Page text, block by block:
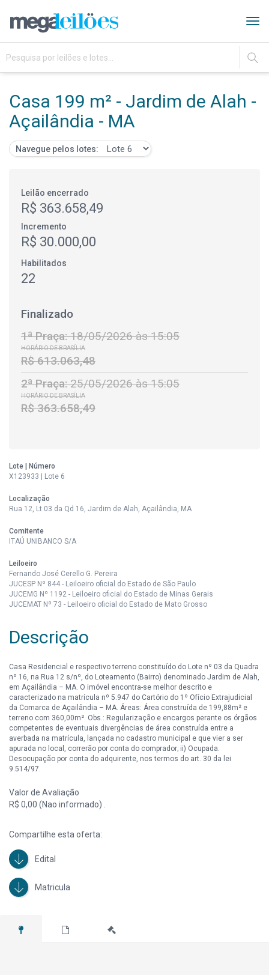
IR
Casa 199 m² - Jardim de Alah -
Açailândia - MA
Navegue pelos lotes:
Leilão encerrado
R$ 363.658,49
Incremento
R$ 30.000,00
Habilitados
22
Finalizado
1ª Praça:18/05/2026 às 15:05
HORÁRIO DE BRASÍLIA
R$ 613.063,48
2ª Praça:25/05/2026 às 15:05
HORÁRIO DE BRASÍLIA
R$ 363.658,49
Lote | Número
X123933 | Lote 6
Localização
Rua 12, Lt 03 da Qd 16, Jardim de Alah, Açailândia, MA
Comitente
ITAÚ UNIBANCO S/A
Leiloeiro
Fernando José Cerello G. Pereira
JUCESP Nº 844 - Leiloeiro oficial do Estado de São Paulo
JUCEMG Nº 1192 - Leiloeiro oficial do Estado de Minas Gerais
JUCEMAT Nº 73 - Leiloeiro oficial do Estado de Mato Grosso
Descrição
Casa Residencial e respectivo terreno constituído do Lote nº 03 da Quadra
nº 16, na Rua 12 s/nº, do Loteamento (Bairro) denominado Jardim de Alah,
em Açailândia – MA. O imóvel encontra-se melhor descrito e
caracterizado na matrícula nº 5.947 do Cartório do 1º Ofício Extrajudicial
da Comarca de Açailândia – MA. Áreas: Área construída de 199,88m² e
terreno com 360,00m². Obs.: Regularização e encargos perante os órgãos
competentes de eventuais divergências de área construída entre a
averbada na matrícula, lançada no cadastro municipal e que vier a ser
apurada no local, correrão por conta do comprador; ii) Ocupada.
Desocupação por conta do adquirente, nos termos do art. 30 da lei
9.514/97.
Valor de Avaliação
R$ 0,00 (Nao informado) .
Compartilhe esta oferta:
Edital
Matricula